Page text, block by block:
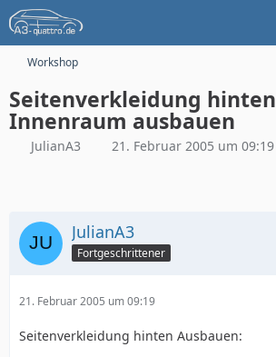
Workshop
Seitenverkleidung hinten
Innenraum ausbauen
JulianA3 21. Februar 2005 um 09:19
JulianA3
Fortgeschrittener
21. Februar 2005 um 09:19
Seitenverkleidung hinten Ausbauen: